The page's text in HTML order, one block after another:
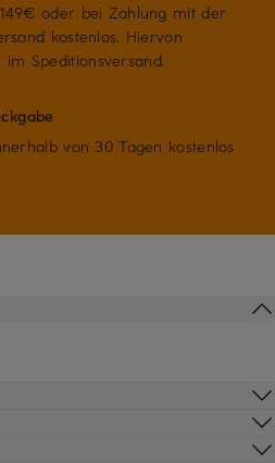
oder bei Zahlung mit der
kostenlos. Hiervon
Speditionsversand.
von 30 Tagen kostenlos